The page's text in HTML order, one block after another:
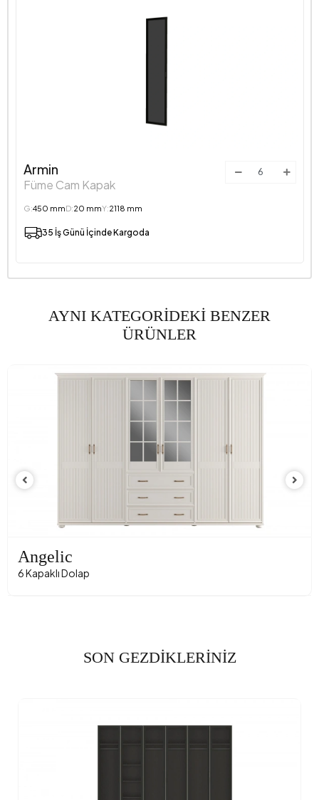
Armin
Füme Cam Kapak
G:450 mmD:20 mmY:2118 mm
35 İş Günü İçinde Kargoda
AYNI KATEGORİDEKİ BENZER
ÜRÜNLER
Angelic
6 Kapaklı Dolap
SON GEZDİKLERİNİZ